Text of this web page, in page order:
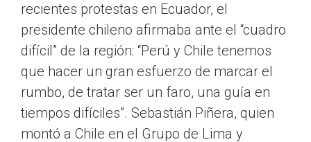
recientes protestas en Ecuador, el
presidente chileno afirmaba ante el “cuadro
difícil” de la región: “Perú y Chile tenemos
que hacer un gran esfuerzo de marcar el
rumbo, de tratar ser un faro, una guía en
tiempos difíciles”. Sebastián Piñera, quien
montó a Chile en el Grupo de Lima y